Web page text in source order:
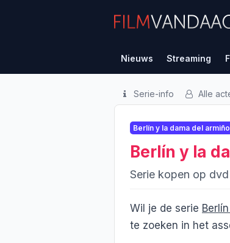
Nieuws Streaming
Serie-info Alle
Berlín y la dama del armiño
Berlín y la
Serie kopen op
Wil je de serie
te zoeken in het